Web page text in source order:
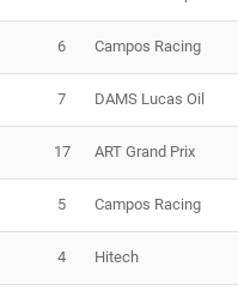
6 Campos Racing
7 DAMS Lucas Oil
17 ART Grand Prix
5 Campos Racing
4 Hitech